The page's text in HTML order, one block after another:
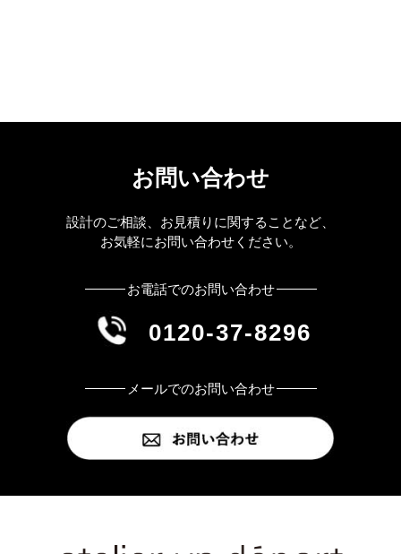
お問い合わせ
設計のご相談、お見積りに関することなど、
お気軽にお問い合わせください。
お電話でのお問い合わせ
0120-37-8296
メールでのお問い合わせ